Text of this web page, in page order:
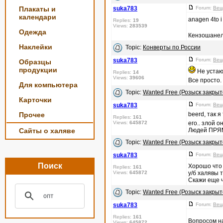
Плакаты и
календари
Одежда
Наклейки
Образцы
продукции
Для компьютера
Карточки
Прочее
Сайты о халяве
Поиск
suka783
Replies: 19
Views: 283539
Forum:
anagen 4to
Topic: Конверты по России
suka783
Replies: 14
Views: 39606
Forum:
Не
Все
Topic: Wanted Free (Розыск
suka783
Replies: 161
Views: 645872
Forum:
beerd, так
его.. злой
Людей
Topic: Wanted Free (Розыск
suka783
Replies: 161
Views: 645872
Forum:
Хорошо что
у/б халявы
Скажи еще
Topic: Wanted Free (Розыск
suka783
Replies: 161
Forum:
Вопросом